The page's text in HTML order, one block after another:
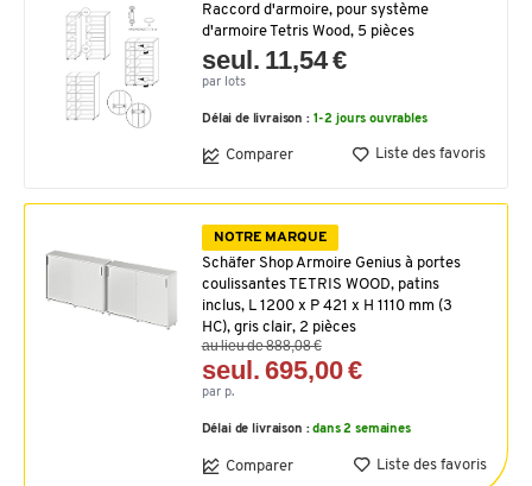
Raccord d'armoire, pour système
d'armoire Tetris Wood, 5 pièces
seul. 11,54 €
par lots
Délai de livraison : 1-2 jours ouvrables
Comparer Liste des favoris
NOTRE MARQUE
Schäfer Shop Armoire Genius à portes
coulissantes TETRIS WOOD, patins
inclus, L 1200 x P 421 x H 1110 mm (3
HC), gris clair, 2 pièces
au lieu de 888,08 €
seul. 695,00 €
par p.
Délai de livraison :dans 2 semaines
Comparer Liste des favoris